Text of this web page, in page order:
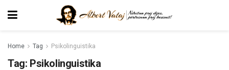
Home Tag Psikolinguistika
Tag: Psikolinguistika